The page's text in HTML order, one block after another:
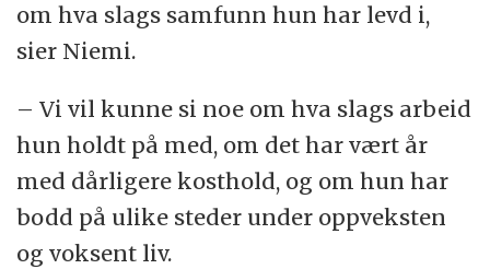
om hva slags samfunn hun har levd i,
sier Niemi.
– Vi vil kunne si noe om hva slags arbeid
hun holdt på med, om det har vært år
med dårligere kosthold, og om hun har
bodd på ulike steder under oppveksten
og voksent liv.